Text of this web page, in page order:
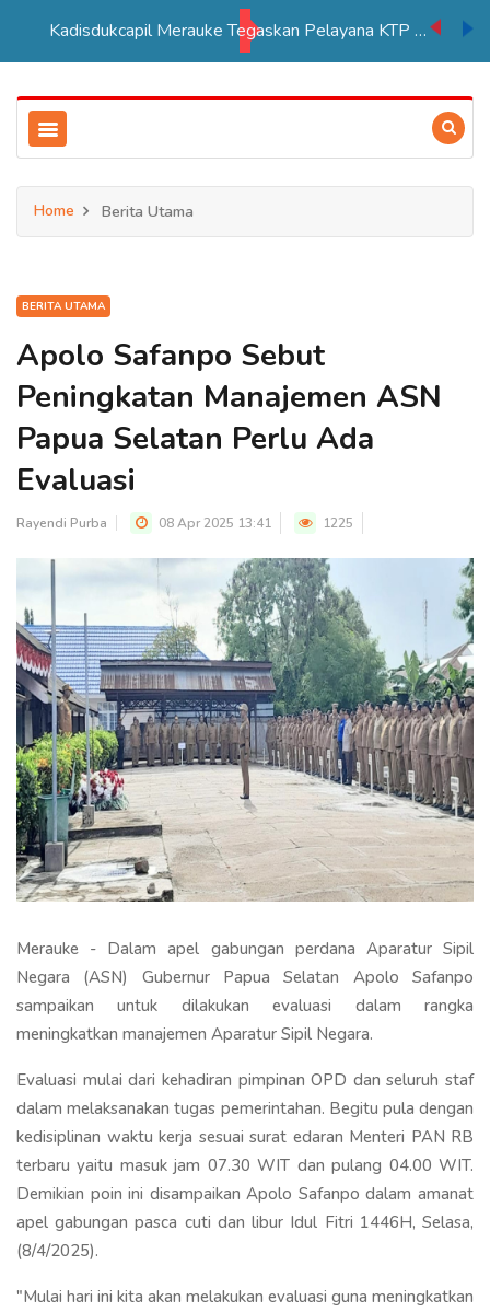
Kadisdukcapil Merauke Tegaskan Pelayana KTP Sesuai SOP
Home Berita Utama
BERITA UTAMA
Apolo Safanpo Sebut
Peningkatan Manajemen ASN
Papua Selatan Perlu Ada
Evaluasi
Rayendi Purba 08 Apr 2025 13:41 1225
Merauke - Dalam apel gabungan perdana Aparatur Sipil
Negara (ASN) Gubernur Papua Selatan Apolo Safanpo
sampaikan untuk dilakukan evaluasi dalam rangka
meningkatkan manajemen Aparatur Sipil Negara.
Evaluasi mulai dari kehadiran pimpinan OPD dan seluruh staf
dalam melaksanakan tugas pemerintahan. Begitu pula dengan
kedisiplinan waktu kerja sesuai surat edaran Menteri PAN RB
terbaru yaitu masuk jam 07.30 WIT dan pulang 04.00 WIT.
Demikian poin ini disampaikan Apolo Safanpo dalam amanat
apel gabungan pasca cuti dan libur Idul Fitri 1446H, Selasa,
(8/4/2025).
"Mulai hari ini kita akan melakukan evaluasi guna meningkatkan